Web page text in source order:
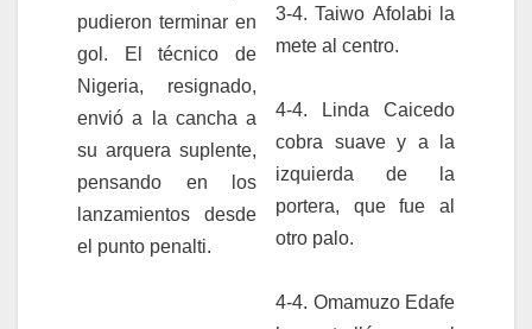
pudieron terminar en
gol. El técnico de
Nigeria, resignado,
envió a la cancha a
su arquera suplente,
pensando en los
lanzamientos desde
el punto penalti.
3-4. Taiwo Afolabi la
mete al centro.
4-4. Linda Caicedo
cobra suave y a la
izquierda de la
portera, que fue al
otro palo.
4-4. Omamuzo Edafe